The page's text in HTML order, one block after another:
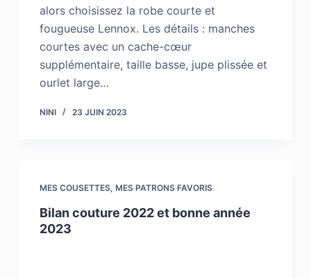
alors choisissez la robe courte et
fougueuse Lennox. Les détails : manches
courtes avec un cache-cœur
supplémentaire, taille basse, jupe plissée et
ourlet large…
NINI 23 JUIN 2023
MES COUSETTES, MES PATRONS FAVORIS
Bilan couture 2022 et bonne année
2023